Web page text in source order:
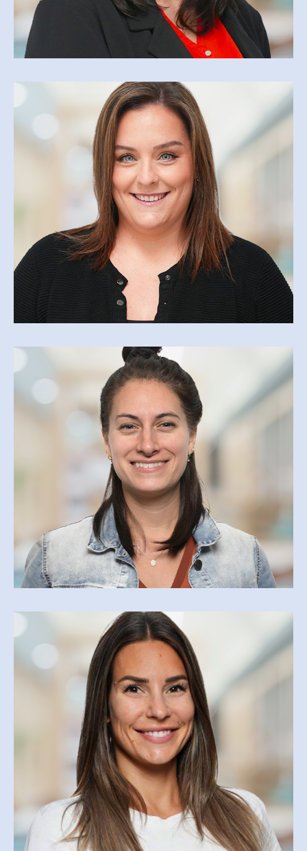
NATHALIE DUMAIS
ndumais@csfoy.ca
STÉPHANIE LEMIRE
slemire@csfoy.ca
ISABELLE PERREAULT
isperreault@csfoy.ca